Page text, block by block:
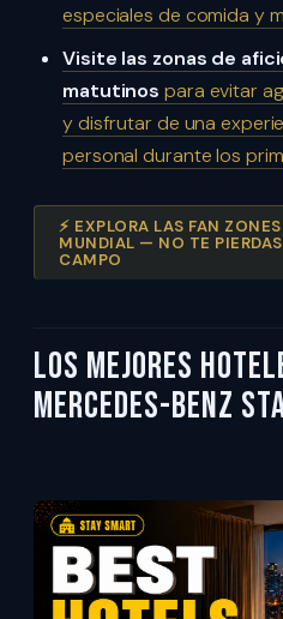
especiales de comida y
Visite las zonas de
matutinos para evitar
y disfrutar de una
personal durante los
⚡ EXPLORA LAS FAN
MUNDIAL — NO TE
CAMPO
Los Mejores
Mercedes-Benz